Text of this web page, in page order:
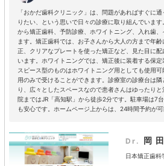
「おかだ歯科クリニック」は、問題があればすぐに
りたい、という思いで日々の診療に取り組んでいま
から矯正歯科、予防診療、ホワイトニング、入れ歯
ます。矯正歯科では、お子さんから大人の方まで年
正、クリアなプレートを使った矯正など、見た目に
います。ホワイトニングでは、矯正後に装着する保
スピース型のものはホワイトニング用としても使用
用のみで受けることができます。診療室の診療台は
り、広々としたスペースなので患者さんはゆったり
院まではJR「高知駅」から徒歩2分です。駐車場は7
も安心です。ホームページ上からは、24時間予約が可
Dr. 岡
日本矯正歯科